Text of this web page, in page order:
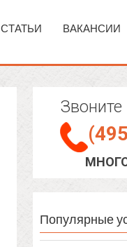
СТАТЬИ ВАКАНСИИ
Популярные